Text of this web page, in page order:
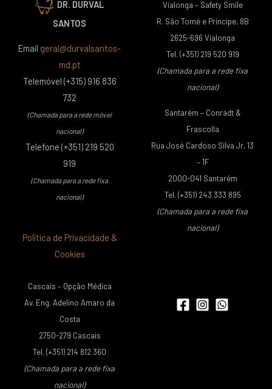
DR. DURVAL
SANTOS
Email geral@durvalsantos-
md.pt
Telemóvel (+315) 916 836
732
(Chamada para a rede móvel
nacional)
Telefone (+351) 219 520
919
(Chamada para a rede fixa
nacional)
Política de Privacidade &
Cookies
Vialonga – Safety Smile
R. São Tomé e Príncipe, 8B
2625-696 Vialonga
Tel. (+351) 219 520 919
(Chamada para a rede fixa
nacional)
Santarém – Conradt &
Frascolla
Rua José Cardoso Silva Jr, 13
– 1F
2000-041 Santarém
Tel. (+351) 243 333 895
(Chamada para a rede fixa
nacional)
Cascais – Opção Médica
Av. Eng. Adelino Amaro da
Costa
2750-279 Cascais
Tel. (+351) 214 812 360
(Chamada para a rede fixa
nacional)